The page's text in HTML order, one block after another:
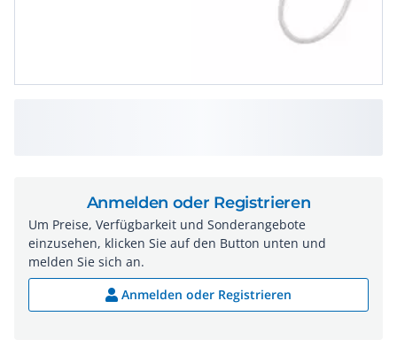
Anmelden oder Registrieren
Um Preise, Verfügbarkeit und Sonderangebote
einzusehen, klicken Sie auf den Button unten und
melden Sie sich an.
Anmelden oder Registrieren